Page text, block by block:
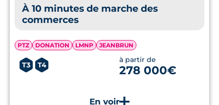
À 10 minutes de marche des
commerces
PTZ DONATION LMNP JEANBRUN
T3 T4
à partir de
278 000€